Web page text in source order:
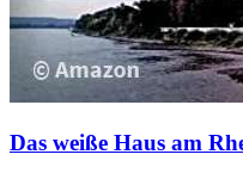
Das weiße Haus am